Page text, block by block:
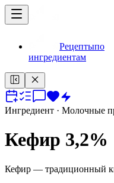
Рецептыпо
ингредиентам
Ингредиент · Молочные
Кефир 3,2%
Кефир — традиционный